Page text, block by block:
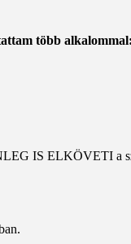
több alkalommal:
IS ELKÖVETI a